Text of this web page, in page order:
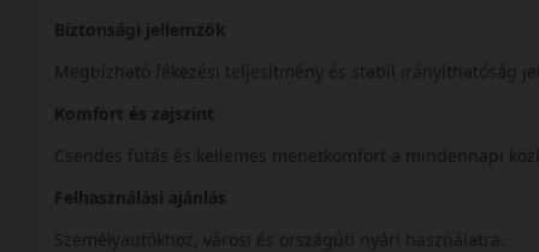
Biztonsági jellemzők
Megbízható fékezési teljesítmény és stabil irányíthatóság
Komfort és zajszint
Csendes futás és kellemes menetkomfort a mindennapi
Felhasználási ajánlás
Személyautókhoz, városi és országúti nyári használatra.